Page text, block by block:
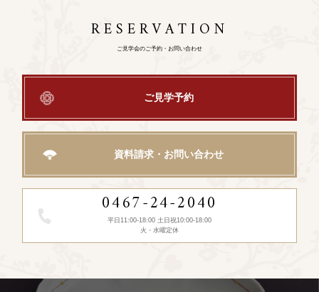
RESERVATION
ご見学会のご予約・お問い合わせ
ご見学予約
資料請求・お問い合わせ
0467-24-2040
平日11:00-18:00 土日祝10:00-18:00
火・水曜定休